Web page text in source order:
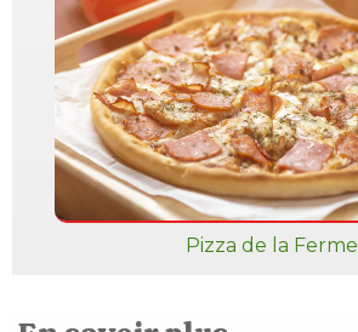
Pizza de la Ferme